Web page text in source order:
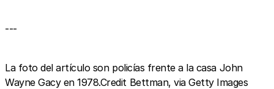
---
La foto del artículo son policías frente a la casa John
Wayne Gacy en 1978.Credit Bettman, via Getty Images